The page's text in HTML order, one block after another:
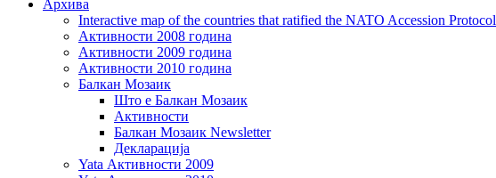
Архива
Interactive map of the countries that ratified the NATO Accession Protocol
Активности 2008 година
Активности 2009 година
Активности 2010 година
Балкан Мозаик
Што е Балкан Мозаик
Активности
Балкан Мозаик Newsletter
Декларација
Yata Активности 2009